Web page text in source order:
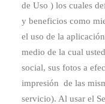
de Uso ) los cuales
y beneficios como
el uso de la
medio de la cual
social, sus fotos a
impresión de las
servicio). Al usar el